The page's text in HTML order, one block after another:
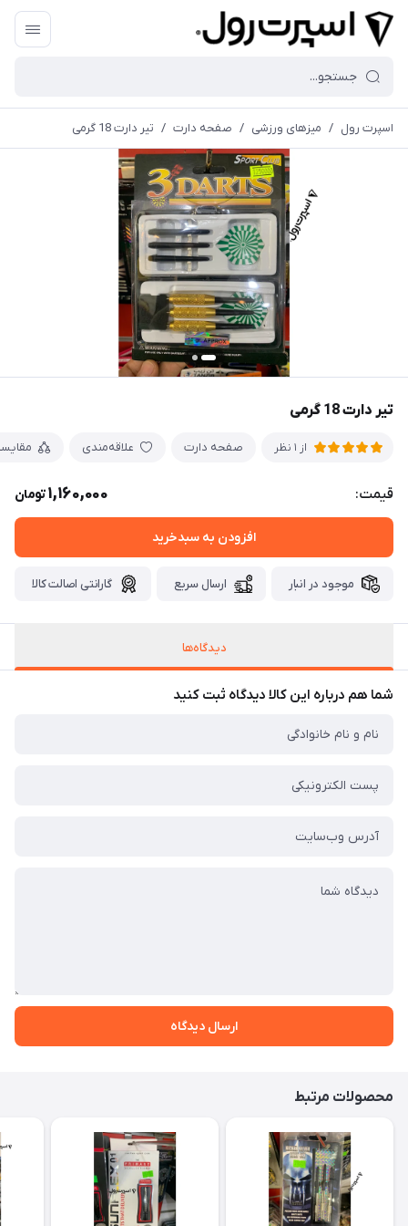
اسپرت رول / میزهای ورزشی / صفحه دارت / تیر دارت 18 گرمی
تیر دارت 18 گرمی
از 1 نظر صفحه دارت علاقه‌مندی
قیمت: 1,160,000تومان
افزودن به سبدخرید
موجود در انبار ارسال سریع گارانتی اصالت کالا
دیدگاه‌ها
شما هم درباره این کالا دیدگاه ثبت کنید
ارسال دیدگاه
محصولات مرتبط